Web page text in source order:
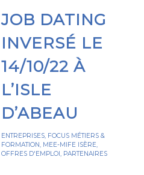
JOB DATING
INVERSÉ LE
14/10/22 À
L’ISLE
D’ABEAU
ENTREPRISES, FOCUS MÉTIERS &
FORMATION, MEE-MIFE ISÈRE,
OFFRES D'EMPLOI , PARTENAIRES